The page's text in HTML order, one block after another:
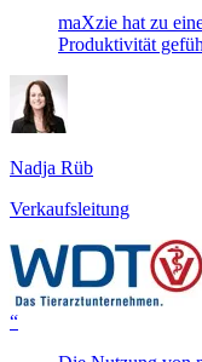
maXzie hat zu
Produktivität
Nadja Rüb
Verkaufsleitung
“